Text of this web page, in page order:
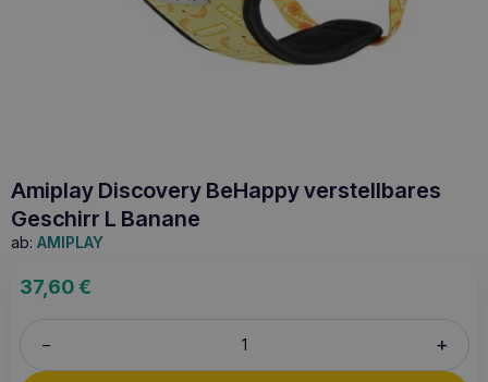
Amiplay Discovery BeHappy verstellbares
Geschirr L Banane
ab: AMIPLAY
37,60€
– +